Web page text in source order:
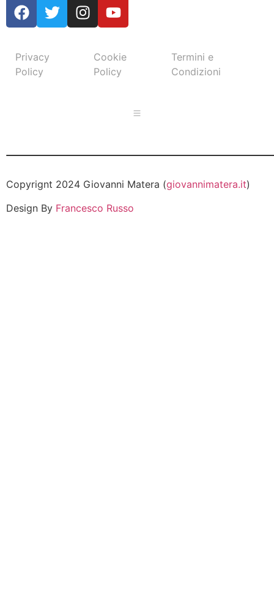
Privacy
Policy
Cookie
Policy
Termini e
Condizioni
Copyrignt 2024 Giovanni Matera (giovannimatera.it)
Design By Francesco Russo